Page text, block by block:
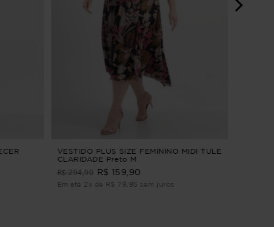
VESTIDO PLUS SIZE FEMININO MIDI TULE
CLARIDADE Preto M
R$ 294,90 R$ 159,90
Em até 2x de R$ 79,95 sem juros